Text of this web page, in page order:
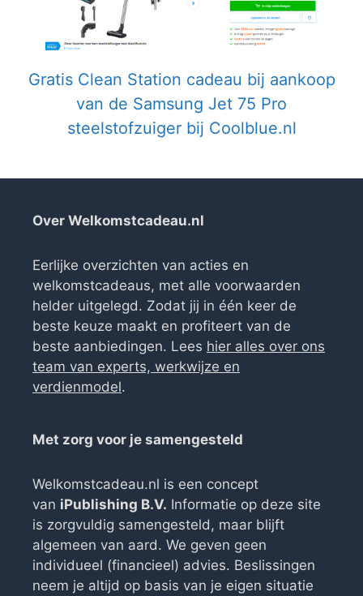
Gratis Clean Station cadeau bij aankoop
van de Samsung Jet 75 Pro
steelstofzuiger bij Coolblue.nl
Over Welkomstcadeau.nl
Eerlijke overzichten van acties en
welkomstcadeaus, met alle voorwaarden
helder uitgelegd. Zodat jij in één keer de
beste keuze maakt en profiteert van de
beste aanbiedingen. Lees hier alles over ons
team van experts, werkwijze en
verdienmodel.
Met zorg voor je samengesteld
Welkomstcadeau.nl is een concept
van iPublishing B.V. Informatie op deze site
is zorgvuldig samengesteld, maar blijft
algemeen van aard. We geven geen
individueel (financieel) advies. Beslissingen
neem je altijd op basis van je eigen situatie